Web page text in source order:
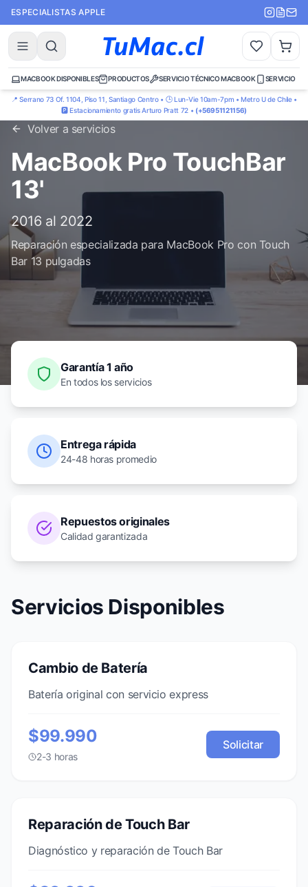
ESPECIALISTAS APPLE
MACBOOK DISPONIBLES PRODUCTOS SERVICIO TÉCNICO MACBOOK SERVICIO
📍 Serrano 73 Of. 1104, Piso 11, Santiago Centro • 🕒 Lun-Vie 10am-7pm • Metro U de Chile •
🅿️ Estacionamiento gratis Arturo Pratt 72 • (+56951121156)
Volver a servicios
MacBook Pro TouchBar
13'
2016 al 2022
Reparación especializada para MacBook Pro con Touch
Bar 13 pulgadas
Garantía 1 año
En todos los servicios
Entrega rápida
24-48 horas promedio
Repuestos originales
Calidad garantizada
Servicios Disponibles
Cambio de Batería
Batería original con servicio express
$99.990
2-3 horas
Solicitar
Reparación de Touch Bar
Diagnóstico y reparación de Touch Bar